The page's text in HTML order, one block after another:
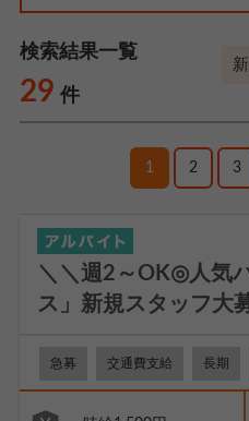
検索結果一覧
29 件
1 2 3
＼＼週2～OK◎人気
ス」新規スタッフ大
急募 交通費支給 長期